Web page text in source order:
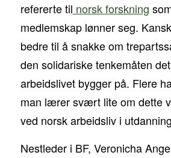
refererte til norsk forskning
medlemskap lønner seg.
bedre til å snakke om
den solidariske tenkemåten
arbeidslivet bygger på. Flere
man lærer svært lite om dette
ved norsk arbeidsliv i
Nestleder i BF, Veronicha